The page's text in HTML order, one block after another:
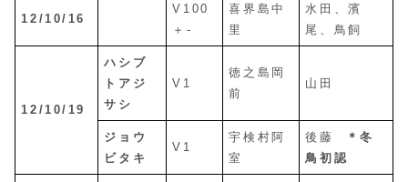
12/10/16
V100
＋-
喜界島中
里
水田、濱
尾、鳥飼
12/10/19
ハシブ
トアジ
サシ
V1
徳之島岡
前
山田
ジョウ
ビタキ
V1
宇検村阿
室
後藤
＊冬
鳥初認